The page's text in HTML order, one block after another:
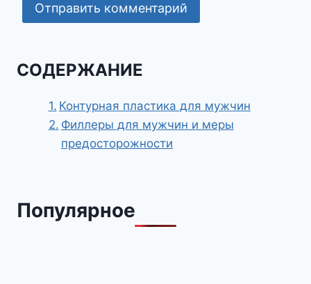
СОДЕРЖАНИЕ
Контурная пластика для мужчин
Филлеры для мужчин и меры
предосторожности
Популярное